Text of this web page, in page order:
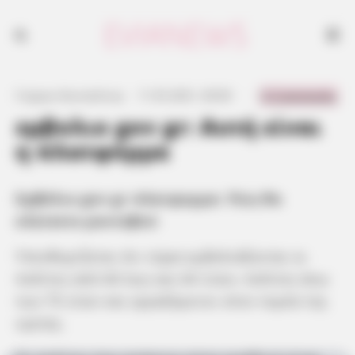
εμβολιο gov gr: Αυτή είναι
η πλατφόρμα
Εμβόλιο gov gr πλατφορμα: Πώς θα